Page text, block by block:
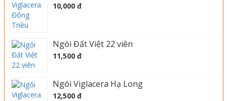
10,000 đ
Ngói Đất Việt 22 viên
11,500 đ
Ngói Viglacera Hạ Long
12,500 đ